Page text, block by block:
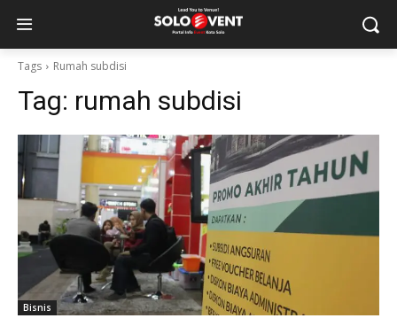
Tags Rumah subdisi
Tag: rumah subdisi
Bisnis